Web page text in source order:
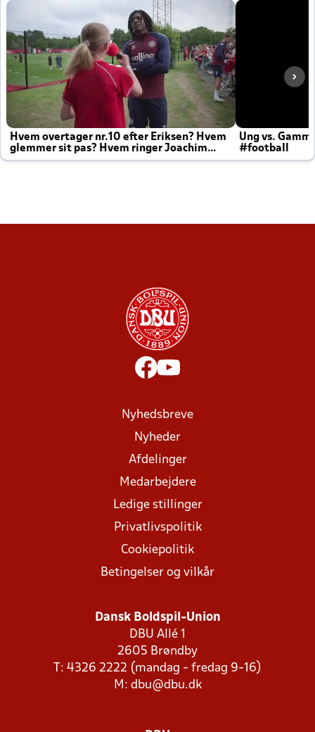
Hvem overtager nr.10 efter Eriksen? Hvem
glemmer sit pas? Hvem ringer Joachim
altid til efter kampe?
Ung vs.
#football
Nyhedsbreve
Nyheder
Afdelinger
Medarbejdere
Ledige stillinger
Privatlivspolitik
Cookiepolitik
Betingelser og vilkår
Dansk Boldspil-Union
DBU Allé 1
2605 Brøndby
T: 4326 2222 (mandag - fredag 9-16)
M: dbu@dbu.dk